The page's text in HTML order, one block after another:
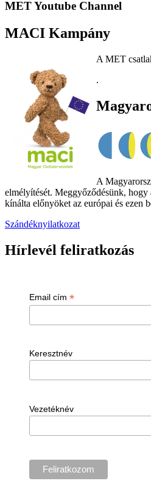
MET Youtube Channel
MACI Kampány
A MET
.
A
elmélyítését. Meggyőződésünk, hogy
kínálta előnyöket az európai és ezen
Szándéknyilatkozat
Hírlevél feliratkozás
Email cím *
Keresztnév
Vezetéknév